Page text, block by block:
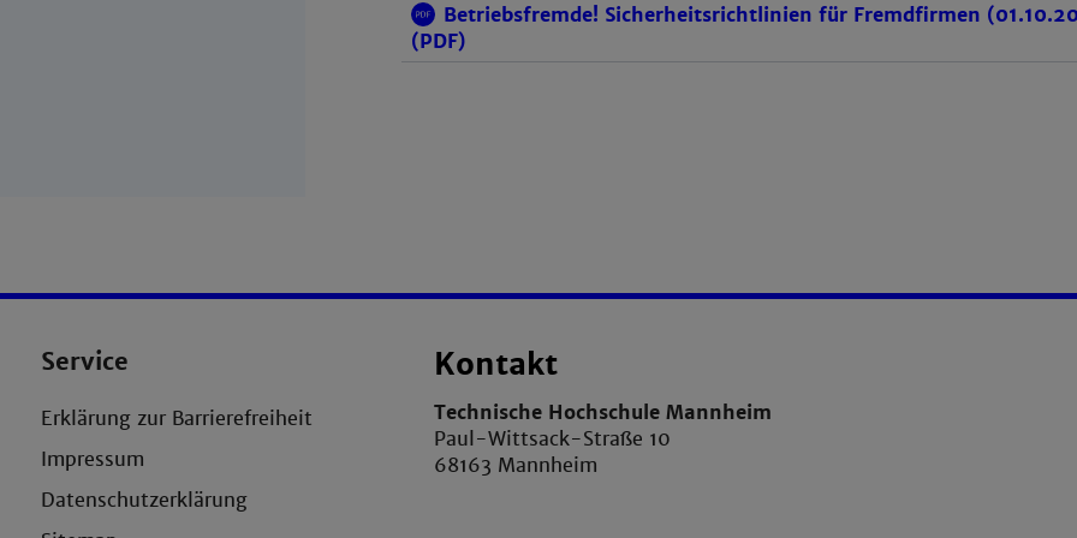
Betriebsfremde! Sicherheitsrichtlinien für Fremdfirmen
(PDF)
Service
Erklärung zur Barrierefreiheit
Impressum
Datenschutzerklärung
Kontakt
Technische Hochschule Mannheim
Paul-Wittsack-Straße 10
68163 Mannheim